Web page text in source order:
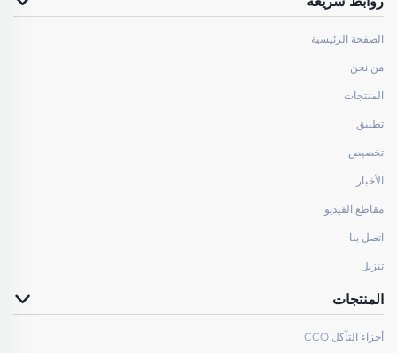
الصفحة الرئيسية
من نحن
المنتجات
تطبيق
تخصيص
الأخبار
مقاطع الفيديو
اتصل بنا
تنزيل
المنتجات
أجزاء التآكل CCO